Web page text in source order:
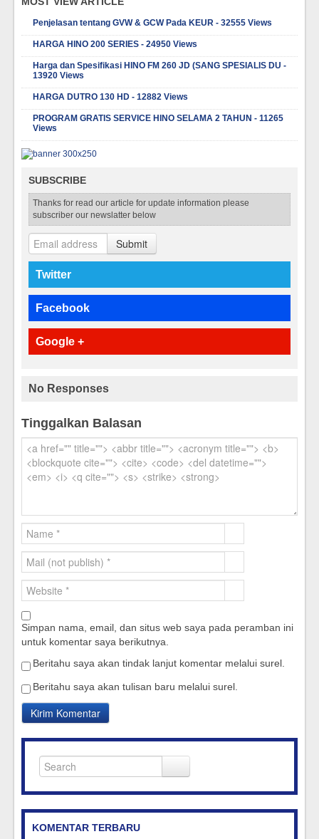
Penjelasan tentang GVW & GCW Pada KEUR - 32555 Views
HARGA HINO 200 SERIES - 24950 Views
Harga dan Spesifikasi HINO FM 260 JD (SANG SPESIALIS DU -
13920 Views
HARGA DUTRO 130 HD - 12882 Views
PROGRAM GRATIS SERVICE HINO SELAMA 2 TAHUN - 11265
Views
SUBSCRIBE
Thanks for read our article for update information please
subscriber our newslatter below
Submit
Twitter
Facebook
Google +
No Responses
Tinggalkan Balasan
Simpan nama, email, dan situs web saya pada peramban ini
untuk komentar saya berikutnya.
Beritahu saya akan tindak lanjut komentar melalui surel.
Beritahu saya akan tulisan baru melalui surel.
KOMENTAR TERBARU